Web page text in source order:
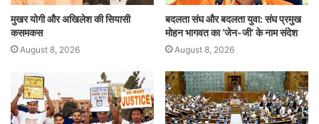
मुखर योगी और अखिलेश की सियासी
कसमकस
August 8, 2026
बदलता संघ और बदलता युवा: संघ प्रमुख
मोहन भागवत का ‘जेन-जी’ के नाम संदेश
August 8, 2026